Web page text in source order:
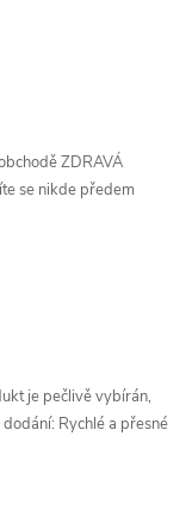
ZDRAVÁ
se nikde předem
je pečlivě vybírán,
Rychlé a přesné